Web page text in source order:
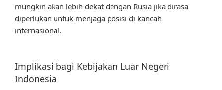
mungkin akan lebih dekat dengan Rusia jika dirasa
diperlukan untuk menjaga posisi di kancah
internasional.
Implikasi bagi Kebijakan Luar Negeri
Indonesia